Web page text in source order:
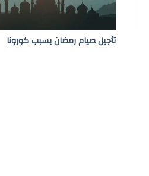
تأجيل صيام رمضان بسبب كورونا